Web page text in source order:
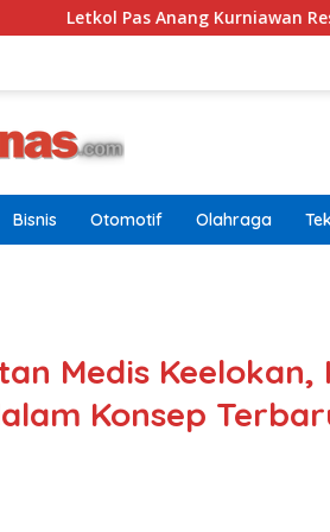
Anang Kurniawan Resmi Jabat
Bisnis Otomotif Olahraga
Medis Keelokan,
Konsep